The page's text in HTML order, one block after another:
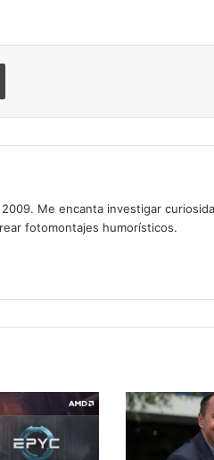
Imprimir
Me encanta investigar
fotomontajes humorísticos.